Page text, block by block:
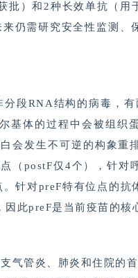
批）和2种长效单抗（用
仍需研究安全性监测、
分段RNA结构的病毒，
基体的过程中会被组织
会发生不可逆的构象重
（postF仅4个），针对
针对preF特有位点的抗
此preF是当前疫苗的核
气管炎、肺炎和住院的